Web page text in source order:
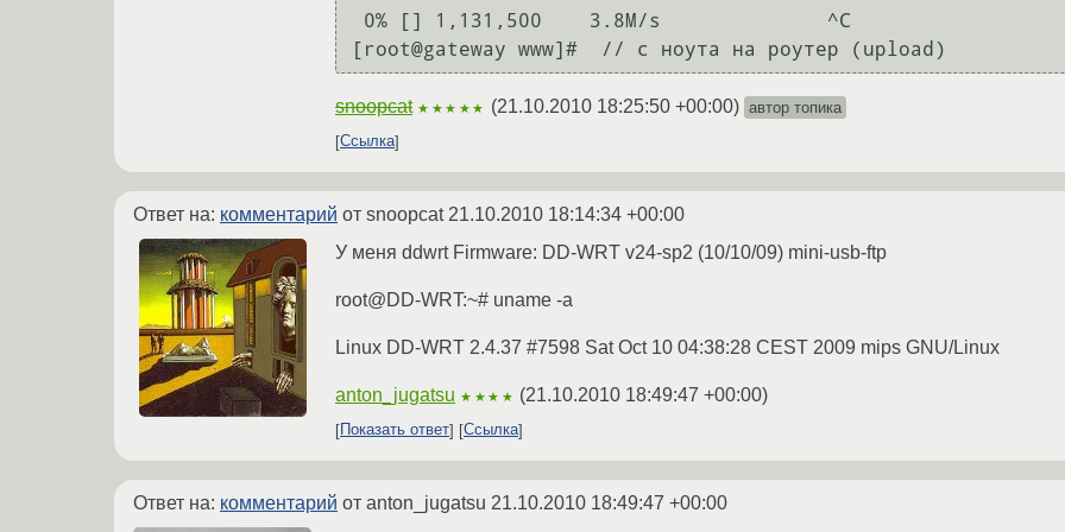
snoopcat ★★★★★ (21.10.2010 18:25:50 +00:00) автор топика
Ссылка
Ответ на: комментарий от snoopcat 21.10.2010 18:14:34 +00:00
У меня ddwrt Firmware: DD-WRT v24-sp2 (10/10/09) mini-usb-ftp
root@DD-WRT:~# uname -a
Linux DD-WRT 2.4.37 #7598 Sat Oct 10 04:38:28 CEST 2009 mips GNU/Linux
anton_jugatsu ★★★★ (21.10.2010 18:49:47 +00:00)
Показать ответ Ссылка
Ответ на: комментарий от anton_jugatsu 21.10.2010 18:49:47 +00:00